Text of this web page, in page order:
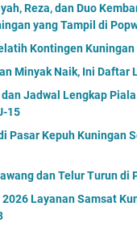
Reza, dan Duo
yang Tampil di
Kontingen
Minyak Naik, Ini Daftar
Jadwal Lengkap
15
Pasar Kepuh Kuningan
dan Telur Turun di
Layanan Samsat